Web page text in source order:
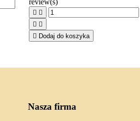
review(s)
 
 
 Dodaj do koszyka
Nasza firma